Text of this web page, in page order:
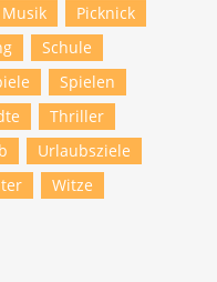
Musik
Picknick
Schule
Spielen
Thriller
Urlaubsziele
Witze